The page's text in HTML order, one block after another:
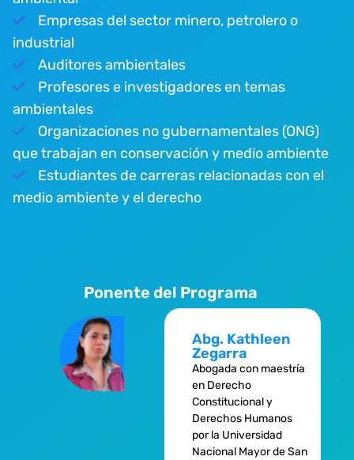
Ponente del Programa
Abg. Kathleen
Zegarra
Abogada con maestría
en Derecho
Constitucional y
Derechos Humanos
por la Universidad
Nacional Mayor de San
Empresas del sector minero, petrolero o
industrial
Auditores ambientales
Profesores e investigadores en temas
ambientales
Organizaciones no gubernamentales (ONG)
que trabajan en conservación y medio ambiente
Estudiantes de carreras relacionadas con el
medio ambiente y el derecho